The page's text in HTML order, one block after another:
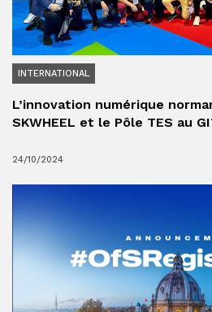
INTERNATIONAL
L’innovation numérique
SKWHEEL et le Pôle TES au
24/10/2024